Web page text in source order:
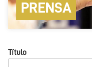
PRENSA
Título